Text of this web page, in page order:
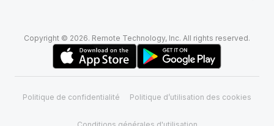
Copyright © 2026. Remote Technology, Inc. All rights reserved.
Politique de confidentialité Politique d’utilisation des cookies